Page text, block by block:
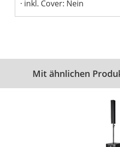
inkl. Cover: Nein
Mit ähnlichen